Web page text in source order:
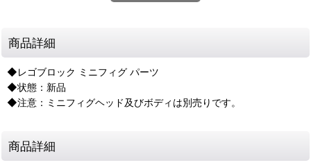
商品詳細
◆レゴブロック ミニフィグ パーツ
◆状態：新品
◆注意：ミニフィグヘッド及びボディは別売りです。
商品詳細